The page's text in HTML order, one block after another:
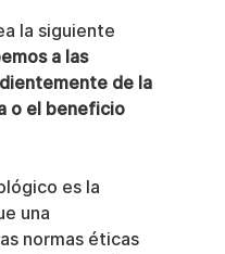
la siguiente
a las
de la
o el beneficio
es la
una
normas éticas